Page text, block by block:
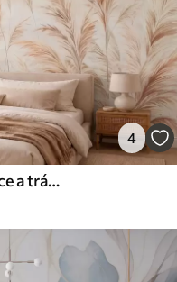
4
Mäkké, vysoké steblá pšenice a trávy pod zamračenou oblohou